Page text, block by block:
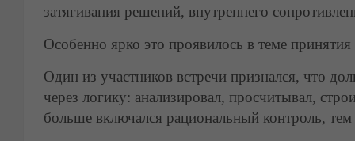
затягивания решений, внутреннего
Особенно ярко это проявилось в теме
Один из участников встречи признался, что
через логику: анализировал, просчитывал,
больше включался рациональный контроль, тем